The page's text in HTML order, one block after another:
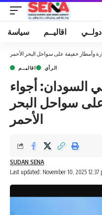
سياسة اقاليــم دولــي
وأمطار خفيفة على سواحل البحر الأحمر
اقاليــم الرأي
السودان: أجواء
سواحل البحر
الأحمر
Last updated: November 10, 2025 12:37
SUDAN SENA